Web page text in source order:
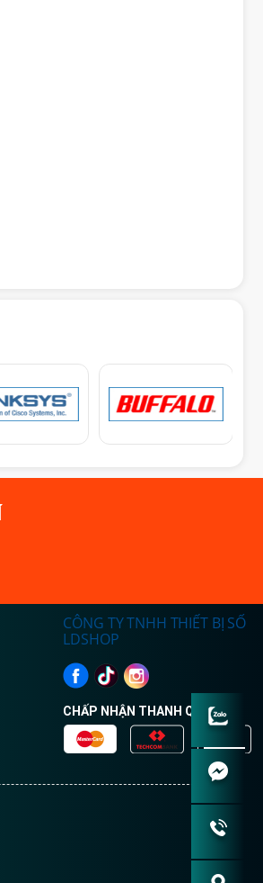
CÔNG TY TNHH THIẾT BỊ SỐ
LDSHOP
CHẤP NHẬN THANH QUA: